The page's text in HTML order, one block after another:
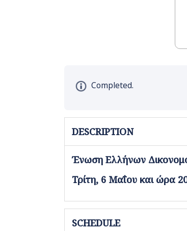
Completed.
DESCRIPTION
Ένωση Ελλήνων
Τρίτη, 6 Μαΐου και ώρα
SCHEDULE